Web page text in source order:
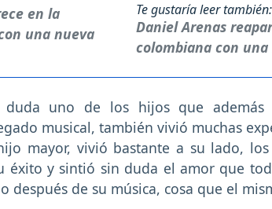
Te gustaría leer también:
Daniel Arenas
colombiana con
uno de los hijos que además
musical, también vivió muchas
mayor, vivió bastante a su lado,
éxito y sintió sin duda el amor que
después de su música, cosa que el